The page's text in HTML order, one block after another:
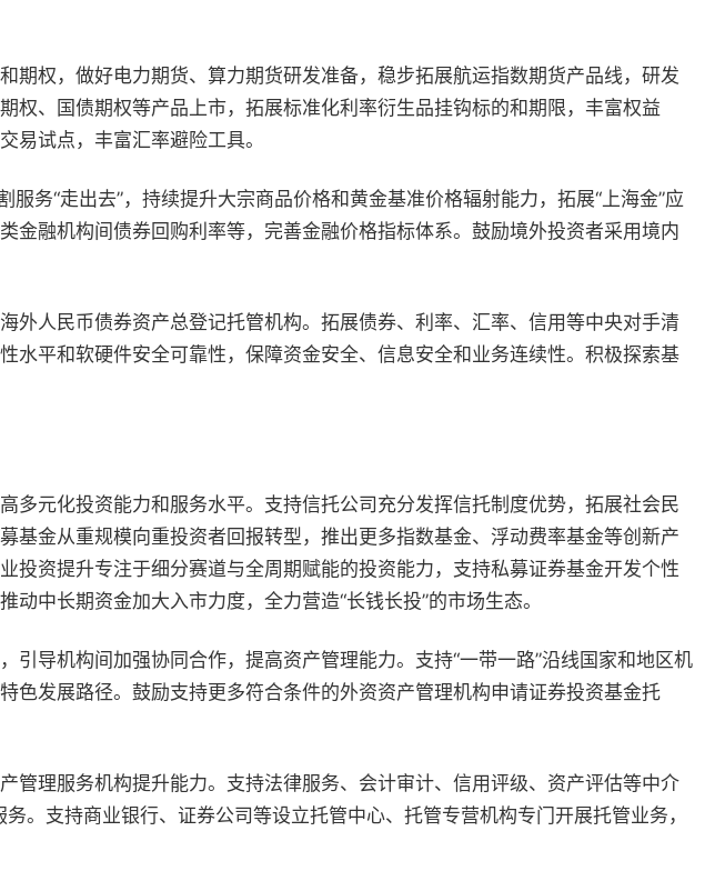
期权，做好电力期货、算力期货研发准备，稳步拓展航运指数期货产品线，研发
、国债期权等产品上市，拓展标准化利率衍生品挂钩标的和期限，丰富权益
易试点，丰富汇率避险工具。
务“走出去”，持续提升大宗商品价格和黄金基准价格辐射能力，拓展“上海金”应
融机构间债券回购利率等，完善金融价格指标体系。鼓励境外投资者采用境内
外人民币债券资产总登记托管机构。拓展债券、利率、汇率、信用等中央对手清
平和软硬件安全可靠性，保障资金安全、信息安全和业务连续性。积极探索基
多元化投资能力和服务水平。支持信托公司充分发挥信托制度优势，拓展社会民
金从重规模向重投资者回报转型，推出更多指数基金、浮动费率基金等创新产
资提升专注于细分赛道与全周期赋能的投资能力，支持私募证券基金开发个性
中长期资金加大入市力度，全力营造“长钱长投”的市场生态。
引导机构间加强协同合作，提高资产管理能力。支持“一带一路”沿线国家和地区机
发展路径。鼓励支持更多符合条件的外资资产管理机构申请证券投资基金托
管理服务机构提升能力。支持法律服务、会计审计、信用评级、资产评估等中介
。支持商业银行、证券公司等设立托管中心、托管专营机构专门开展托管业务，